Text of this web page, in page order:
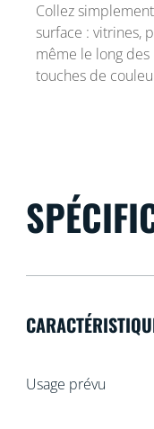
Collez
surface : vitrines,
même le long
touches de
Usage prévu